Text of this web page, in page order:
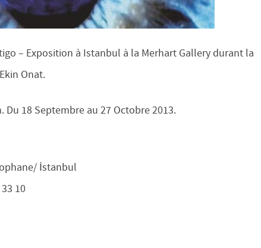
– Exposition à Istanbul à la Merhart Gallery durant la
Onat.
Du 18 Septembre au 27 Octobre 2013.
İstanbul
10